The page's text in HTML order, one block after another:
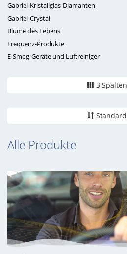
Gabriel-Kristallglas-Diamanten
Gabriel-Crystal
Blume des Lebens
Frequenz-Produkte
E-Smog-Geräte und Luftreiniger
3 Spalten
Standard
Alle Produkte
Previous